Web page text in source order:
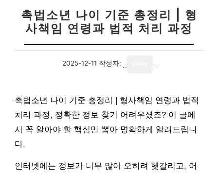
촉법소년 나이 기준 총정리 | 형
사책임 연령과 법적 처리 과정
2025-12-11 작성자:
촉법소년 나이 기준 총정리 | 형사책임 연령과 법적
처리 과정, 정확한 정보 찾기 어려우셨죠? 이 글에
서 꼭 알아야 할 핵심만 뽑아 명확하게 알려드립니
다.
인터넷에는 정보가 너무 많아 오히려 헷갈리고, 어